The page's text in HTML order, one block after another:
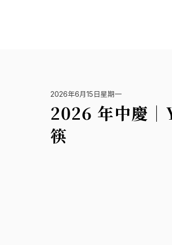
2026年6月15日星期一
2026 年中慶
筷